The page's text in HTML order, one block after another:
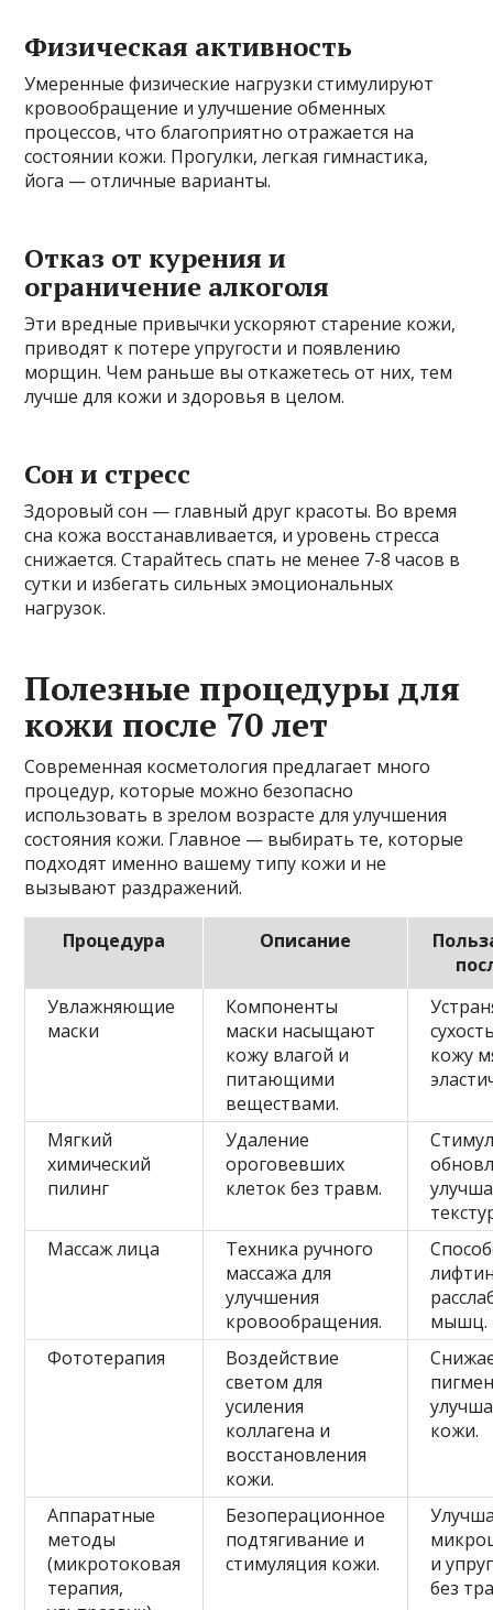
Физическая активность
Умеренные физические нагрузки стимулируют
кровообращение и улучшение обменных
процессов, что благоприятно отражается на
состоянии кожи. Прогулки, легкая гимнастика,
йога — отличные варианты.
Отказ от курения и
ограничение алкоголя
Эти вредные привычки ускоряют старение кожи,
приводят к потере упругости и появлению
морщин. Чем раньше вы откажетесь от них, тем
лучше для кожи и здоровья в целом.
Сон и стресс
Здоровый сон — главный друг красоты. Во время
сна кожа восстанавливается, и уровень стресса
снижается. Старайтесь спать не менее 7-8 часов в
сутки и избегать сильных эмоциональных
нагрузок.
Полезные процедуры для
кожи после 70 лет
Современная косметология предлагает много
процедур, которые можно безопасно
использовать в зрелом возрасте для улучшения
состояния кожи. Главное — выбирать те, которые
подходят именно вашему типу кожи и не
вызывают раздражений.
Процедура Описание
Увлажняющие
маски
Компоненты
маски насыщают
кожу влагой и
питающими
веществами.
кожу
Мягкий
химический
пилинг
Удаление
ороговевших
клеток без травм.
Массаж лица
Техника ручного
массажа для
улучшения
кровообращения.
мышц.
Фототерапия
Воздействие
светом для
усиления
коллагена и
восстановления
кожи.
кожи.
Аппаратные
методы
(микротоковая
терапия,
Безоперационное
подтягивание и
стимуляция кожи.
и
без